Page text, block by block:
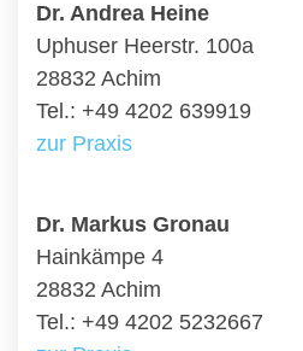
Dr. Andrea Heine
Uphuser Heerstr. 100a
28832 Achim
Tel.: +49 4202 639919
zur Praxis
Dr. Markus Gronau
Hainkämpe 4
28832 Achim
Tel.: +49 4202 5232667